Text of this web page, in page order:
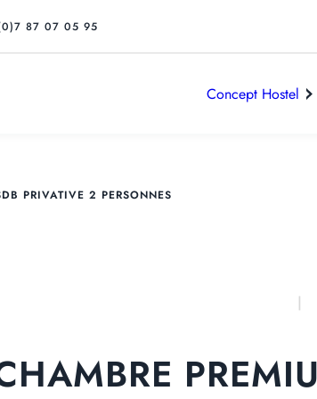
87 07 05 95
Concept Hostel
CHAMBRES
PRIVATIVE 2 PERSONNES